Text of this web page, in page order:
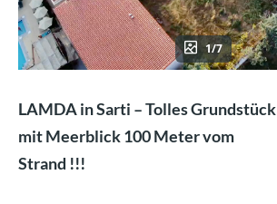
1/7
LAMDA in Sarti – Tolles Grundstück
mit Meerblick 100 Meter vom
Strand !!!